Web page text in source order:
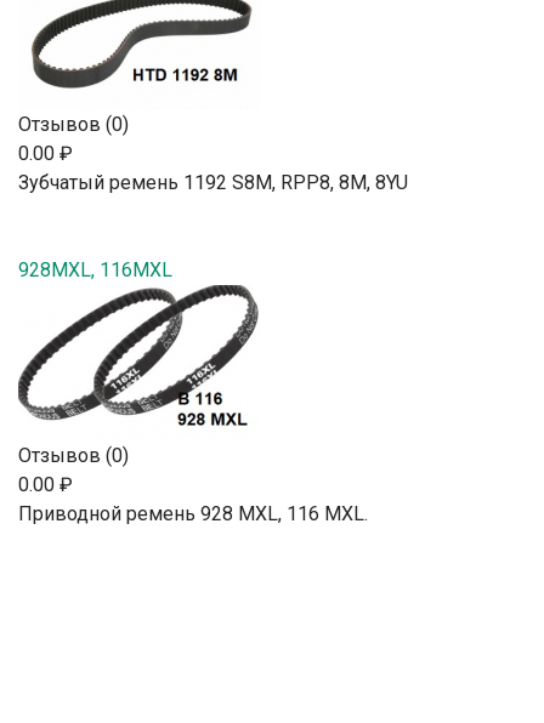
Отзывов (0)
0.00 ₽
Зубчатый ремень 1192 S8M, RPP8, 8М, 8YU
928MXL, 116MXL
Отзывов (0)
0.00 ₽
Приводной ремень 928 MXL, 116 MXL.